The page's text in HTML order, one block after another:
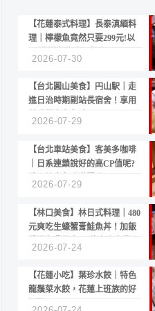
【花蓮泰式料理】長泰滇緬料
理｜檸檬魚竟然只要299元!以
2026-07-30
【台北圓山美食】円山駅｜走
進日治時期副站長宿舍！享用
2026-07-29
【台北車站美食】客美多咖啡
｜日系連鎖說好的高CP值呢?
2026-07-29
【林口美食】林日式料理｜480
元爽吃生蠔蟹膏鮭魚丼！加飯
2026-07-24
【花蓮小吃】葉珍水餃｜特色
龍鬚菜水餃，花蓮上班族的好